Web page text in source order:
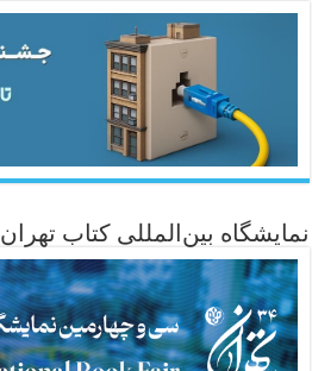
نمایشگاه بین‌المللی کتاب تهران